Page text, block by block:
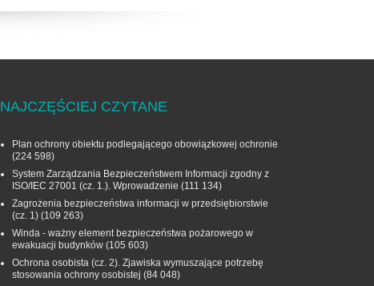
NAJCZĘŚCIEJ CZYTANE
Plan ochrony obiektu podlegającego obowiązkowej ochronie
(224 598)
System Zarządzania Bezpieczeństwem Informacji zgodny z
ISO/IEC 27001 (cz. 1.). Wprowadzenie (111 134)
Zagrożenia bezpieczeństwa informacji w przedsiębiorstwie
(cz. 1) (109 263)
Winda - ważny element bezpieczeństwa pożarowego w
ewakuacji budynków (105 603)
Ochrona osobista (cz. 2). Zjawiska wymuszające potrzebę
stosowania ochrony osobistej (84 048)